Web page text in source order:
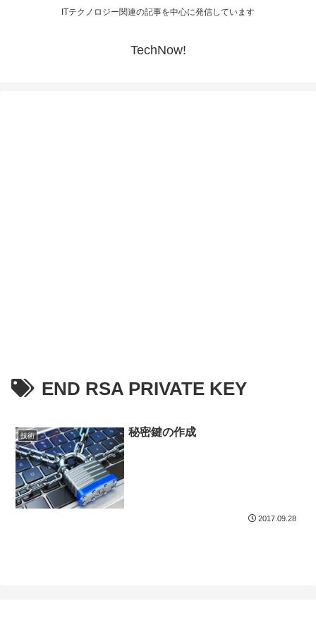
ITテクノロジー関連の記事を中心に発信しています
TechNow!
END RSA PRIVATE KEY
技術 秘密鍵の作成
2017.09.28